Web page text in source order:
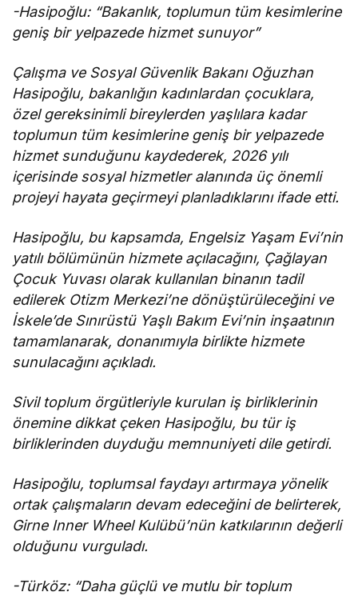
-Hasipoğlu: “Bakanlık, toplumun tüm kesimlerine
geniş bir yelpazede hizmet sunuyor”
Çalışma ve Sosyal Güvenlik Bakanı Oğuzhan
Hasipoğlu, bakanlığın kadınlardan çocuklara,
özel gereksinimli bireylerden yaşlılara kadar
toplumun tüm kesimlerine geniş bir yelpazede
hizmet sunduğunu kaydederek, 2026 yılı
içerisinde sosyal hizmetler alanında üç önemli
projeyi hayata geçirmeyi planladıklarını ifade etti.
Hasipoğlu, bu kapsamda, Engelsiz Yaşam Evi’nin
yatılı bölümünün hizmete açılacağını, Çağlayan
Çocuk Yuvası olarak kullanılan binanın tadil
edilerek Otizm Merkezi’ne dönüştürüleceğini ve
İskele’de Sınırüstü Yaşlı Bakım Evi’nin inşaatının
tamamlanarak, donanımıyla birlikte hizmete
sunulacağını açıkladı.
Sivil toplum örgütleriyle kurulan iş birliklerinin
önemine dikkat çeken Hasipoğlu, bu tür iş
birliklerinden duyduğu memnuniyeti dile getirdi.
Hasipoğlu, toplumsal faydayı artırmaya yönelik
ortak çalışmaların devam edeceğini de belirterek,
Girne Inner Wheel Kulübü’nün katkılarının değerli
olduğunu vurguladı.
-Türköz: “Daha güçlü ve mutlu bir toplum